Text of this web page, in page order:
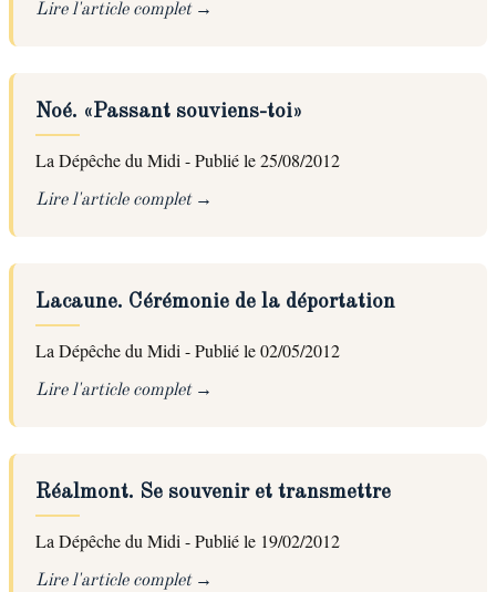
Lire l'article complet
Noé. «Passant souviens-toi»
La Dépêche du Midi - Publié le 25/08/2012
Lire l'article complet
Lacaune. Cérémonie de la déportation
La Dépêche du Midi - Publié le 02/05/2012
Lire l'article complet
Réalmont. Se souvenir et transmettre
La Dépêche du Midi - Publié le 19/02/2012
Lire l'article complet